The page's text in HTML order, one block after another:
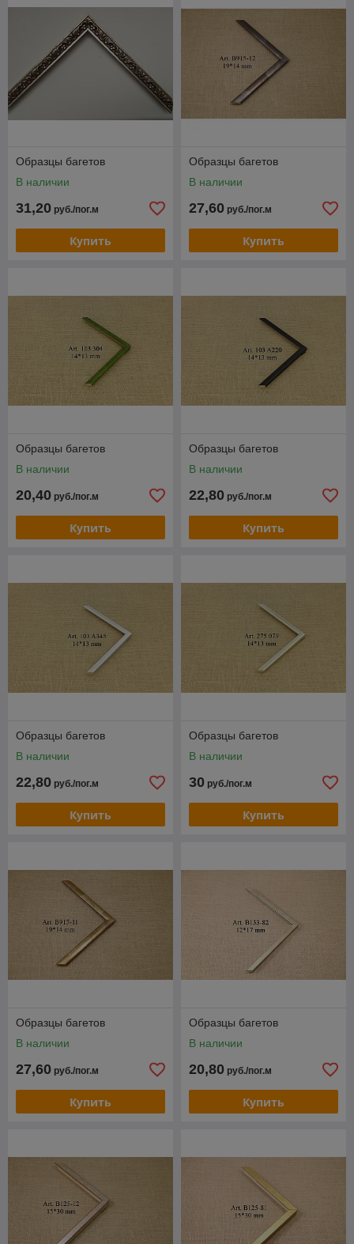
Образцы багетов
В наличии
31,20 руб./пог.м
Купить
Образцы багетов
В наличии
27,60 руб./пог.м
Купить
Образцы багетов
В наличии
20,40 руб./пог.м
Купить
Образцы багетов
В наличии
22,80 руб./пог.м
Купить
Образцы багетов
В наличии
22,80 руб./пог.м
Купить
Образцы багетов
В наличии
30 руб./пог.м
Купить
Образцы багетов
В наличии
27,60 руб./пог.м
Купить
Образцы багетов
В наличии
20,80 руб./пог.м
Купить